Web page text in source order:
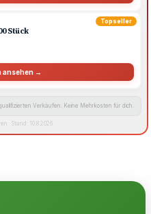
Topseller
Stück
ansehen →
Verkäufen. Keine Mehrkosten für dich.
· Stand: 10.8.2026